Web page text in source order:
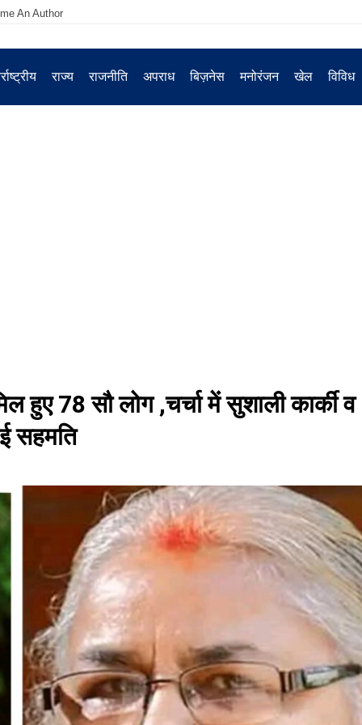
An Author
राज्य राजनीति अपराध बिज़नेस मनोरंजन खेल विविध
78 सौ लोग ,चर्चा में सुशाली कार्की व
सहमति